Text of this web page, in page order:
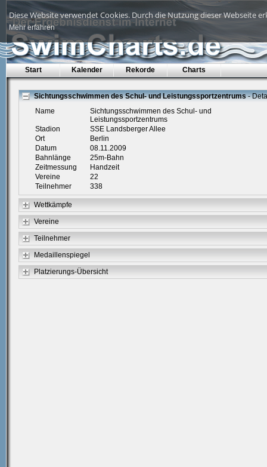
Diese Website verwendet Cookies. Durch die Nutzung dieser Webseite
Mehr erfahren
Start Kalender Rekorde Charts
Sichtungsschwimmen des Schul- und Leistungssportzentrums-
Name
Sichtungsschwimmen des Schul- und
Leistungssportzentrums
Stadion
SSE Landsberger Allee
Ort
Berlin
Datum
08.11.2009
Bahnlänge
25m-Bahn
Zeitmessung
Handzeit
Vereine
22
Teilnehmer
338
Wettkämpfe
Vereine
Teilnehmer
Medaillenspiegel
Platzierungs-Übersicht